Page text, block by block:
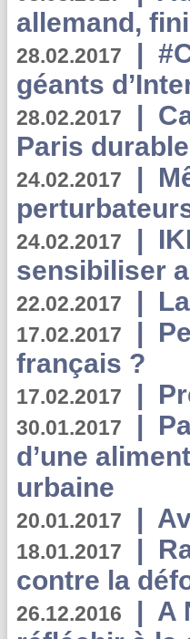
allemand,
28.02.2017 |
géants
28.02.2017 |
Paris
24.02.2017 |
24.02.2017 |
sensibiliser
22.02.2017 |
17.02.2017 |
français ?
17.02.2017 |
30.01.2017 |
d’une
urbaine
20.01.2017 |
18.01.2017 |
contre la
26.12.2016 | A